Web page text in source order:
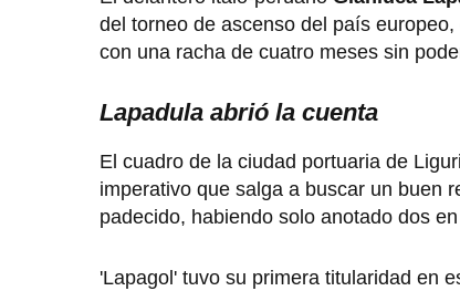
del torneo de ascenso del país
con una racha de cuatro meses sin
Lapadula abrió la cuenta
El cuadro de la ciudad portuaria de
imperativo que salga a buscar un buen
padecido, habiendo solo anotado dos
'Lapagol' tuvo su primera titularidad en